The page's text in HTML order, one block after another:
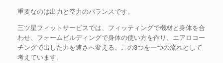
重要なのは出力と空力のバランスです。
三ツ星フィットサービスでは、フィッティングで機材と身体を合
わせ、フォームビルディングで身体の使い方を作り、エアロコー
チングで出した力を速さへ変える。この3つを一つの流れとして
考えています。